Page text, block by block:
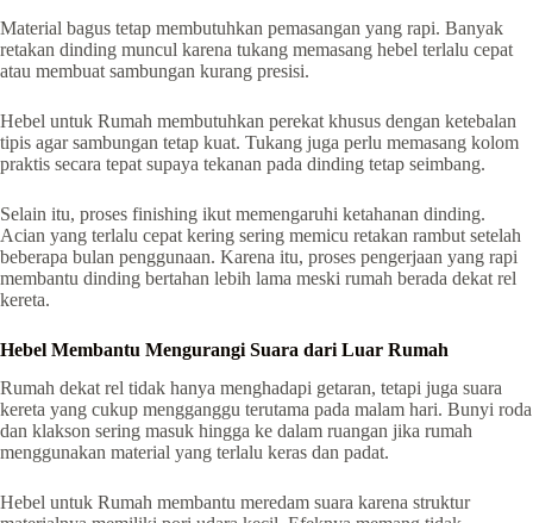
Material bagus tetap membutuhkan pemasangan yang rapi. Banyak
retakan dinding muncul karena tukang memasang hebel terlalu cepat
atau membuat sambungan kurang presisi.
Hebel untuk Rumah membutuhkan perekat khusus dengan ketebalan
tipis agar sambungan tetap kuat. Tukang juga perlu memasang kolom
praktis secara tepat supaya tekanan pada dinding tetap seimbang.
Selain itu, proses finishing ikut memengaruhi ketahanan dinding.
Acian yang terlalu cepat kering sering memicu retakan rambut setelah
beberapa bulan penggunaan. Karena itu, proses pengerjaan yang rapi
membantu dinding bertahan lebih lama meski rumah berada dekat rel
kereta.
Hebel Membantu Mengurangi Suara dari Luar Rumah
Rumah dekat rel tidak hanya menghadapi getaran, tetapi juga suara
kereta yang cukup mengganggu terutama pada malam hari. Bunyi roda
dan klakson sering masuk hingga ke dalam ruangan jika rumah
menggunakan material yang terlalu keras dan padat.
Hebel untuk Rumah membantu meredam suara karena struktur